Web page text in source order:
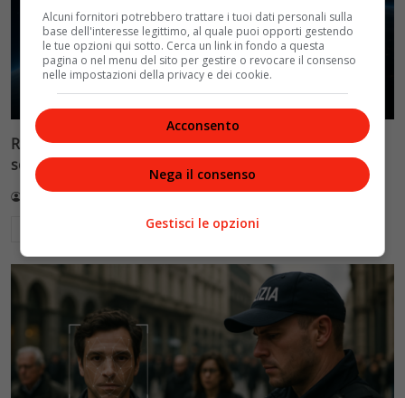
Reflect Orbital: gli specchi spaziali che promettono il
sole di notte (per 5mila dollari l’ora)
Alcuni fornitori potrebbero trattare i tuoi dati personali sulla
base dell'interesse legittimo, al quale puoi opporti gestendo
le tue opzioni qui sotto. Cerca un link in fondo a questa
pagina o nel menu del sito per gestire o revocare il consenso
nelle impostazioni della privacy e dei cookie.
Acconsento
Nega il consenso
Gestisci le opzioni